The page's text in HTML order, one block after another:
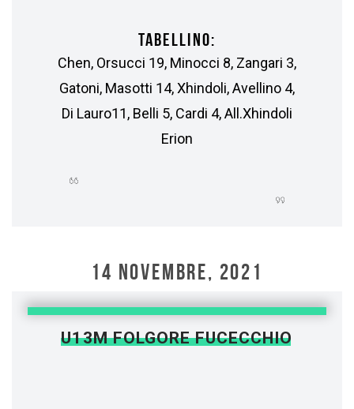
TABELLINO:
Chen, Orsucci 19, Minocci 8, Zangari 3,
Gatoni, Masotti 14, Xhindoli, Avellino 4,
Di Lauro11, Belli 5, Cardi 4, All.Xhindoli
Erion
14 NOVEMBRE, 2021
U13M FOLGORE FUCECCHIO